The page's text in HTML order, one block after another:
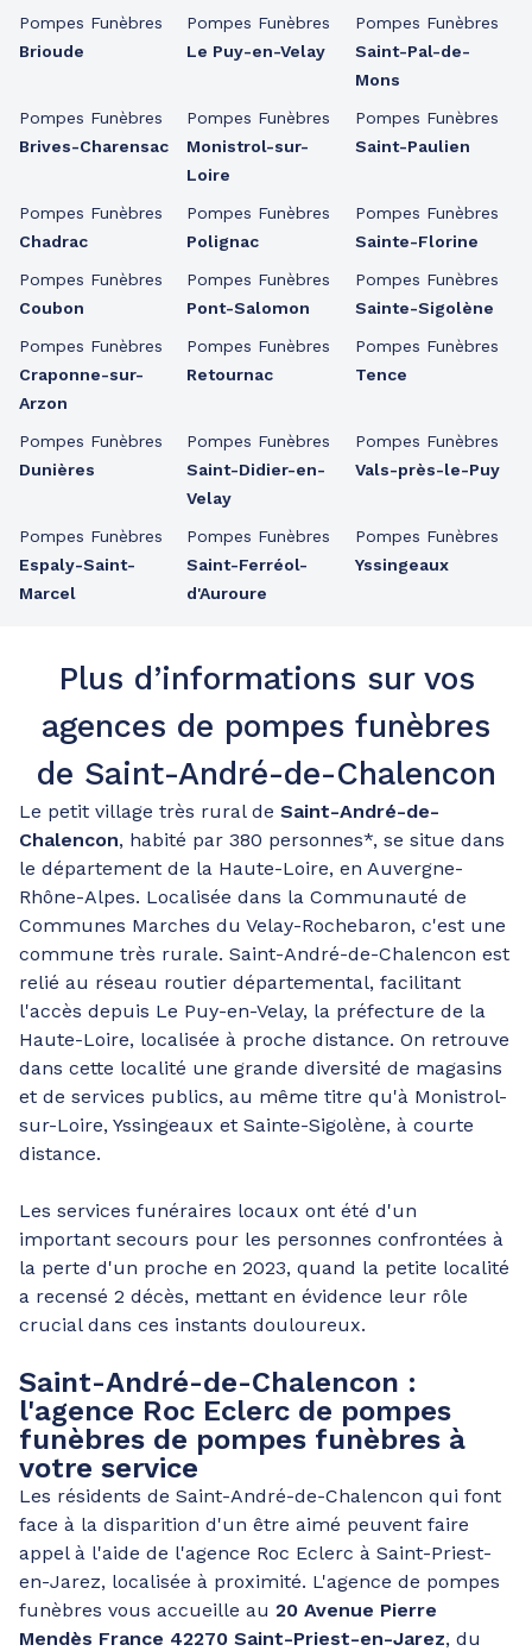
Pompes Funèbres
Brioude
Pompes Funèbres
Brives-Charensac
Pompes Funèbres
Chadrac
Pompes Funèbres
Coubon
Pompes Funèbres
Craponne-sur-
Arzon
Pompes Funèbres
Dunières
Pompes Funèbres
Espaly-Saint-
Marcel
Pompes Funèbres
Le Puy-en-Velay
Pompes Funèbres
Monistrol-sur-
Loire
Pompes Funèbres
Polignac
Pompes Funèbres
Pont-Salomon
Pompes Funèbres
Retournac
Pompes Funèbres
Saint-Didier-en-
Velay
Pompes Funèbres
Saint-Ferréol-
d'Auroure
Pompes Funèbres
Saint-Pal-de-
Mons
Pompes Funèbres
Saint-Paulien
Pompes Funèbres
Sainte-Florine
Pompes Funèbres
Sainte-Sigolène
Pompes Funèbres
Tence
Pompes Funèbres
Vals-près-le-Puy
Pompes Funèbres
Yssingeaux
Plus d’informations sur vos
agences de pompes funèbres
de Saint-André-de-Chalencon
Le petit village très rural de Saint-André-de-
Chalencon, habité par 380 personnes*, se situe dans
le département de la Haute-Loire, en Auvergne-
Rhône-Alpes. Localisée dans la Communauté de
Communes Marches du Velay-Rochebaron, c'est une
commune très rurale. Saint-André-de-Chalencon est
relié au réseau routier départemental, facilitant
l'accès depuis Le Puy-en-Velay, la préfecture de la
Haute-Loire, localisée à proche distance. On retrouve
dans cette localité une grande diversité de magasins
et de services publics, au même titre qu'à Monistrol-
sur-Loire, Yssingeaux et Sainte-Sigolène, à courte
distance.
Les services funéraires locaux ont été d'un
important secours pour les personnes confrontées à
la perte d'un proche en 2023, quand la petite localité
a recensé 2 décès, mettant en évidence leur rôle
crucial dans ces instants douloureux.
Saint-André-de-Chalencon :
l'agence Roc Eclerc de pompes
funèbres de pompes funèbres à
votre service
Les résidents de Saint-André-de-Chalencon qui font
face à la disparition d'un être aimé peuvent faire
appel à l'aide de l'agence Roc Eclerc à Saint-Priest-
en-Jarez, localisée à proximité. L'agence de pompes
funèbres vous accueille au 20 Avenue Pierre
Mendès France 42270 Saint-Priest-en-Jarez, du